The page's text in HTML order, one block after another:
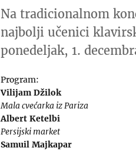
Na tradicionalnom
najbolji učenici
ponedeljak, 1.
Program:
Vilijam Džilok
Mala cvećarka iz Pariza
Albert Ketelbi
Persijski market
Samuil Majkapar